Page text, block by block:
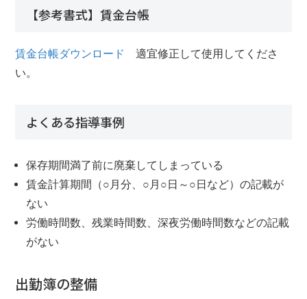
【参考書式】賃金台帳
賃金台帳ダウンロード
適宜修正して使用してくださ
い。
よくある指導事例
保存期間満了前に廃棄してしまっている
賃金計算期間（○月分、○月○日～○日など）の記載が
ない
労働時間数、残業時間数、深夜労働時間数などの記載
がない
出勤簿の整備